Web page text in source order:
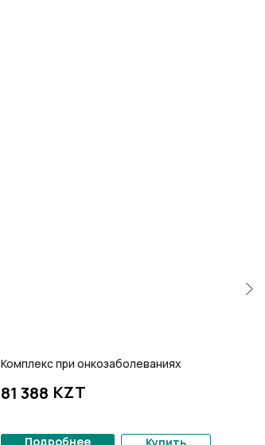
Комплекс при онкозаболеваниях
81 388 KZT
Подробнее